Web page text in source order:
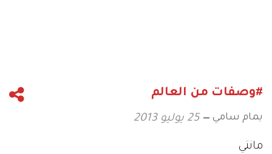
#وصفات من العالم
يمام سامي 25 يوليو 2013
مانتي